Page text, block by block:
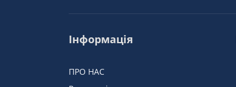
Інформація
ПРО НАС